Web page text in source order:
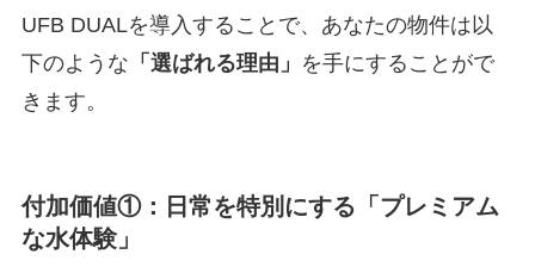
UFB DUALを導入することで、あなたの物件は以
下のような 「選ばれる理由」 を手にすることがで
きます。
付加価値①：日常を特別にする 「プレミアム
な水体験」